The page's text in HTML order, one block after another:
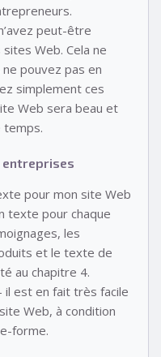
peut-être
Web. Cela ne
pouvez pas en
simplement ces
Web sera beau et
temps.
pour mon site Web
texte pour chaque
les
et le texte de
au chapitre 4.
il est en fait très facile
Web, à condition
forme.